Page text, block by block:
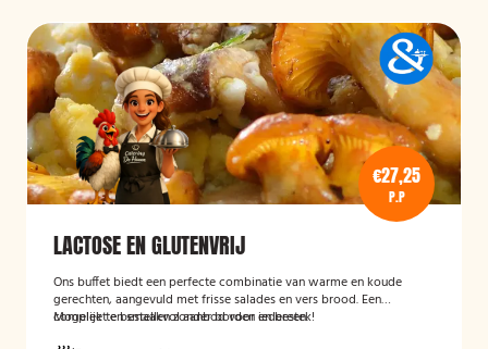
€27,25
P.P
LACTOSE EN GLUTENVRIJ
Ons buffet biedt een perfecte combinatie van warme en koude
gerechten, aangevuld met frisse salades en vers brood. Een
compleet en smaakvol aanbod voor iedereen.
Mogelijk te bestellen zonder borden en bestek!